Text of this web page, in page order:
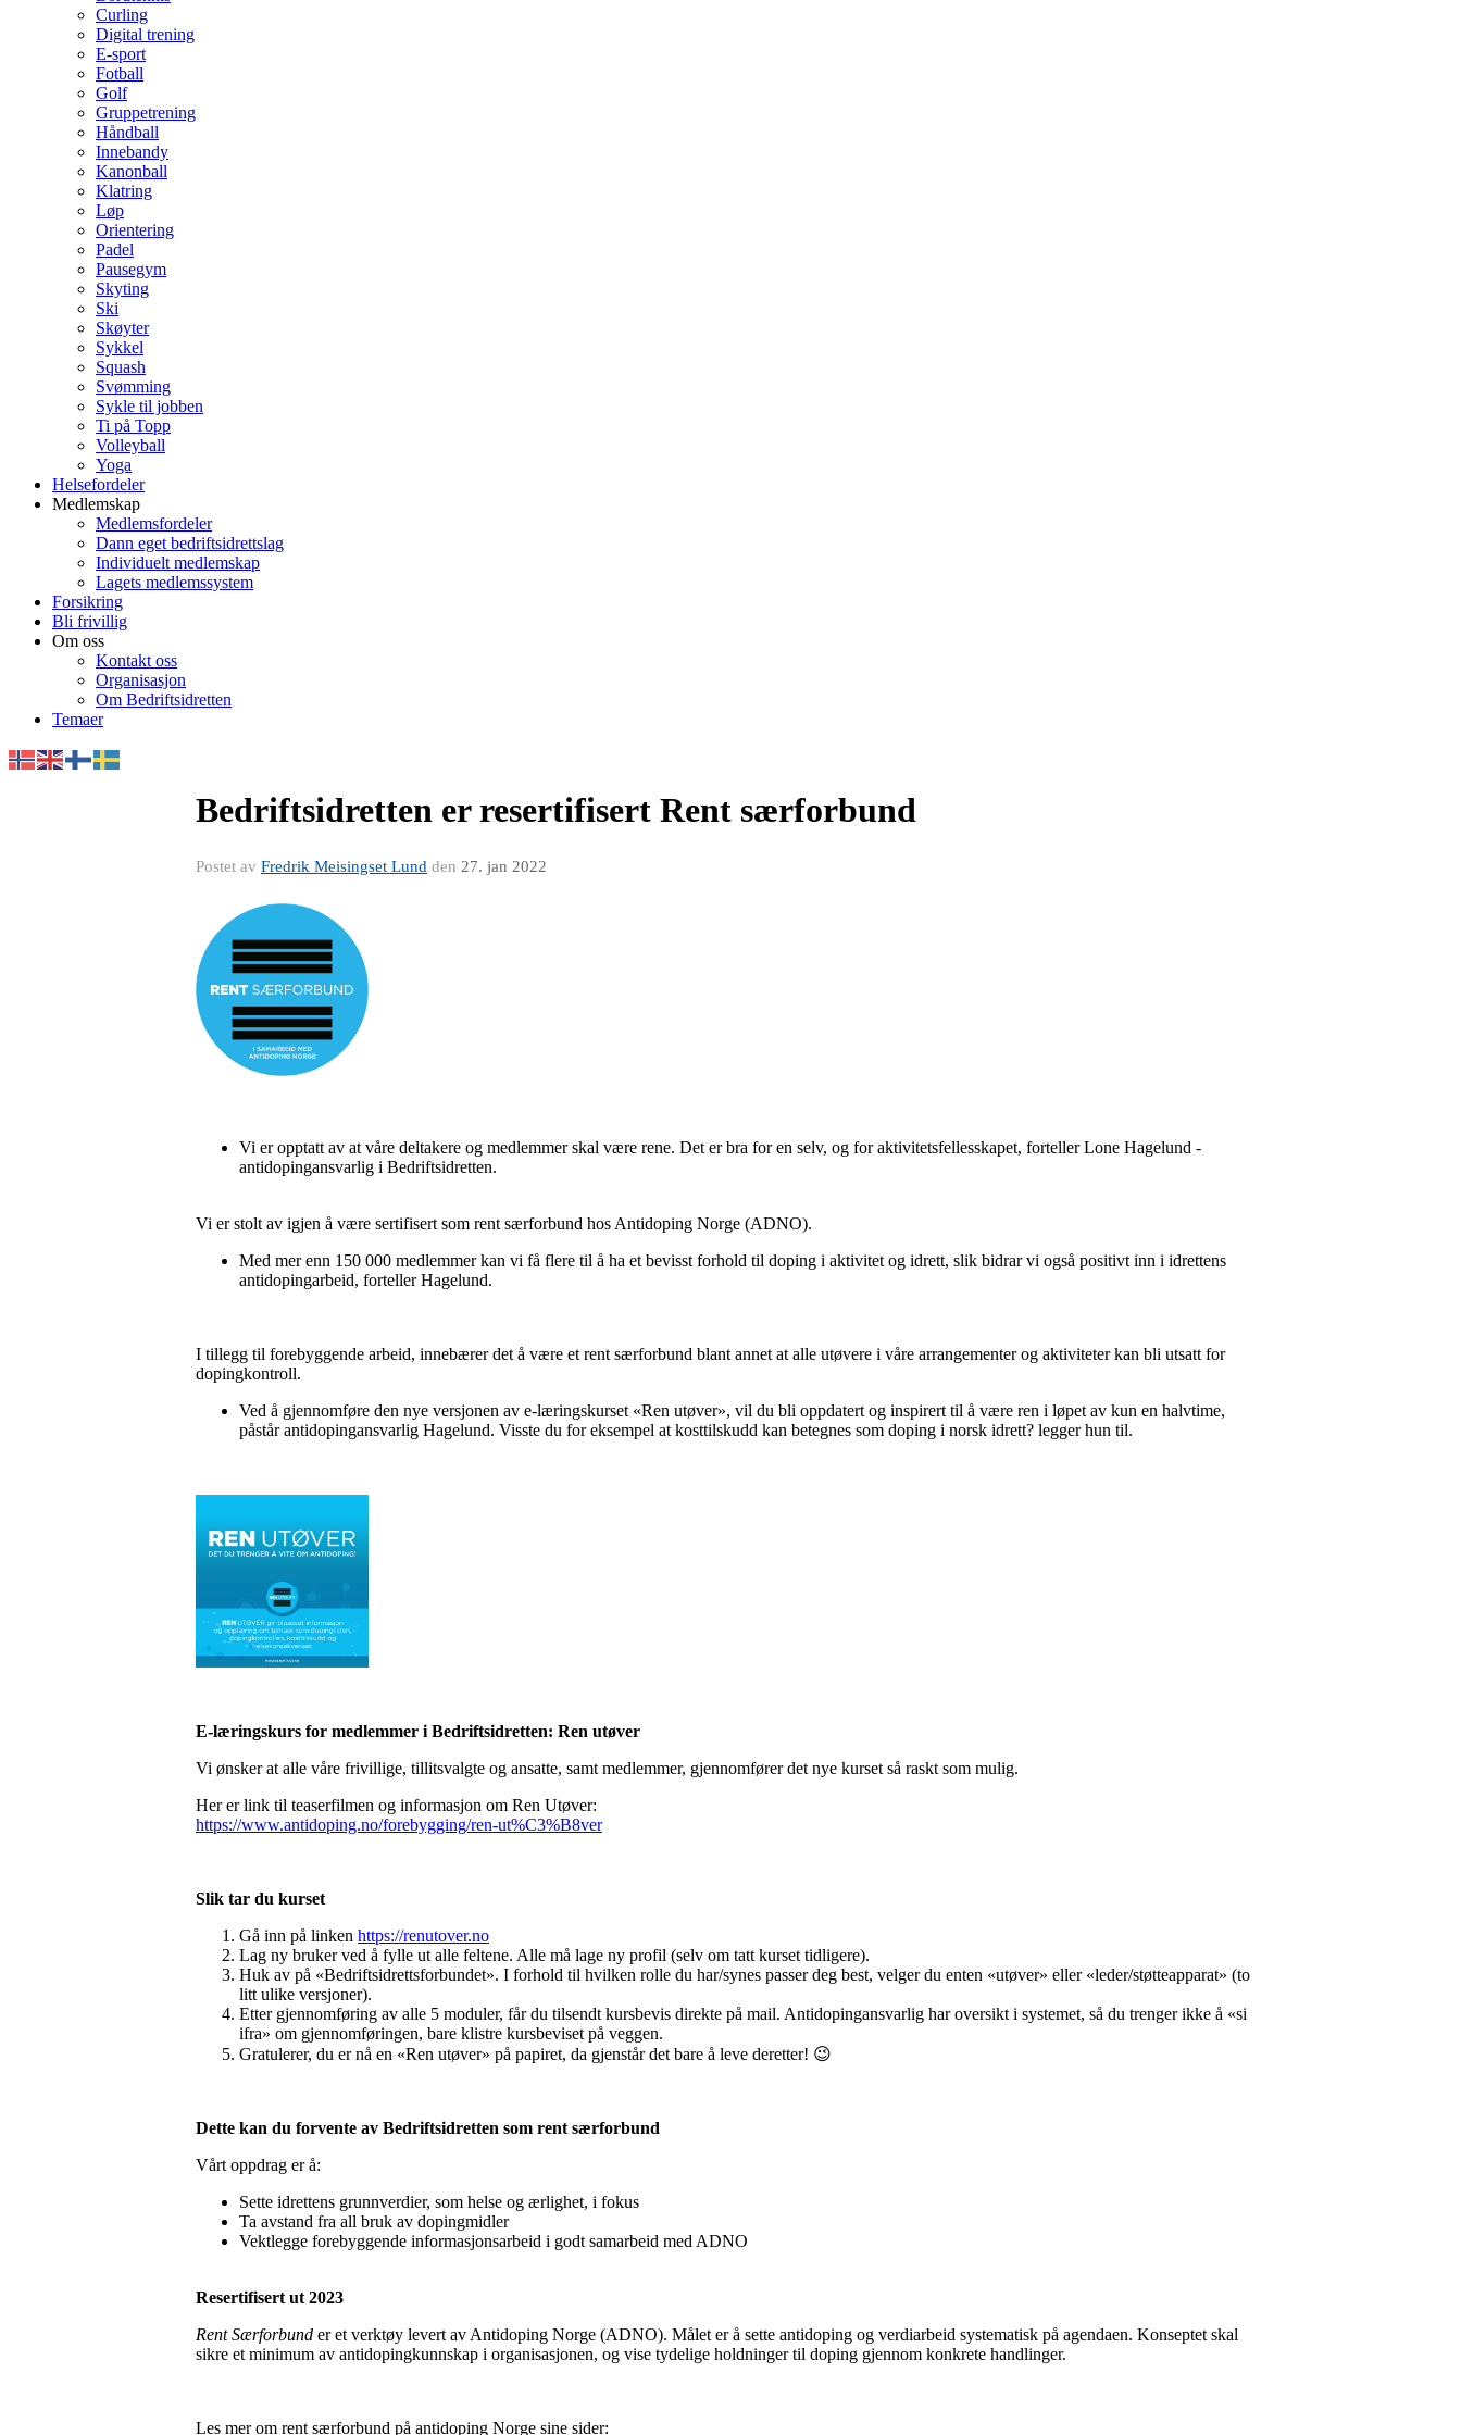
Curling
Digital trening
E-sport
Fotball
Golf
Gruppetrening
Håndball
Innebandy
Kanonball
Klatring
Løp
Orientering
Padel
Pausegym
Skyting
Ski
Skøyter
Sykkel
Squash
Svømming
Sykle til jobben
Ti på Topp
Volleyball
Yoga
Helsefordeler
Medlemskap
Medlemsfordeler
Dann eget bedriftsidrettslag
Individuelt medlemskap
Lagets medlemssystem
Forsikring
Bli frivillig
Om oss
Kontakt oss
Organisasjon
Om Bedriftsidretten
Temaer
Bedriftsidretten er resertifisert Rent særforbund
Postet av Fredrik Meisingset Lund den 27. jan 2022
Vi er opptatt av at våre deltakere og medlemmer skal være rene. Det er bra for en selv, og for aktivitetsfellesskapet, forteller Lone Hagelund -
antidopingansvarlig i Bedriftsidretten.
Vi er stolt av igjen å være sertifisert som rent særforbund hos Antidoping Norge (ADNO).
Med mer enn 150 000 medlemmer kan vi få flere til å ha et bevisst forhold til doping i aktivitet og idrett, slik bidrar vi også positivt inn i idrettens
antidopingarbeid, forteller Hagelund.
I tillegg til forebyggende arbeid, innebærer det å være et rent særforbund blant annet at alle utøvere i våre arrangementer og aktiviteter kan bli utsatt for
dopingkontroll.
Ved å gjennomføre den nye versjonen av e-læringskurset «Ren utøver», vil du bli oppdatert og inspirert til å være ren i løpet av kun en halvtime,
påstår antidopingansvarlig Hagelund. Visste du for eksempel at kosttilskudd kan betegnes som doping i norsk idrett? legger hun til.
E-læringskurs for medlemmer i Bedriftsidretten: Ren utøver
Vi ønsker at alle våre frivillige, tillitsvalgte og ansatte, samt medlemmer, gjennomfører det nye kurset så raskt som mulig.
Her er link til teaserfilmen og informasjon om Ren Utøver:
https://www.antidoping.no/forebygging/ren-ut%C3%B8ver
Slik tar du kurset
Gå inn på linken https://renutover.no
Lag ny bruker ved å fylle ut alle feltene. Alle må lage ny profil (selv om tatt kurset tidligere).
Huk av på «Bedriftsidrettsforbundet». I forhold til hvilken rolle du har/synes passer deg best, velger du enten «utøver» eller «leder/støtteapparat» (to
litt ulike versjoner).
Etter gjennomføring av alle 5 moduler, får du tilsendt kursbevis direkte på mail. Antidopingansvarlig har oversikt i systemet, så du trenger ikke å «si
ifra» om gjennomføringen, bare klistre kursbeviset på veggen.
Gratulerer, du er nå en «Ren utøver» på papiret, da gjenstår det bare å leve deretter! 😉
Dette kan du forvente av Bedriftsidretten som rent særforbund
Vårt oppdrag er å:
Sette idrettens grunnverdier, som helse og ærlighet, i fokus
Ta avstand fra all bruk av dopingmidler
Vektlegge forebyggende informasjonsarbeid i godt samarbeid med ADNO
Resertifisert ut 2023
Rent Særforbund er et verktøy levert av Antidoping Norge (ADNO). Målet er å sette antidoping og verdiarbeid systematisk på agendaen. Konseptet skal
sikre et minimum av antidopingkunnskap i organisasjonen, og vise tydelige holdninger til doping gjennom konkrete handlinger.
Les mer om rent særforbund på antidoping Norge sine sider: